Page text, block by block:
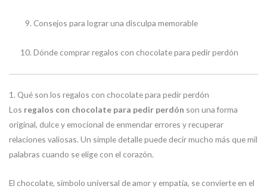
Consejos para lograr una disculpa memorable
Dónde comprar regalos con chocolate para pedir perdón
1. Qué son los regalos con chocolate para pedir perdón
Los regalos con chocolate para pedir perdón son una forma
original, dulce y emocional de enmendar errores y recuperar
relaciones valiosas. Un simple detalle puede decir mucho más que mil
palabras cuando se elige con el corazón.
El chocolate, símbolo universal de amor y empatía, se convierte en el